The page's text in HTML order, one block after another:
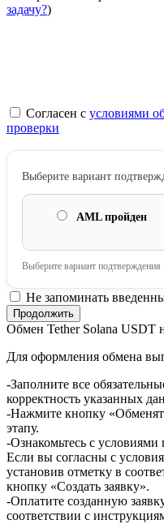
задачу?)
Согласен с условиями
проверки
Выберите вариант
AML пройден
Выберите вариант
Не запоминать
Обмен Tether Solana USDT
Для оформления обмена
-Заполните все
корректность указанных
-Нажмите кнопку
этапу.
-Ознакомьтесь с условиями
Если вы согласны с
установив отметку в
кнопку «Создать заявку».
-Оплатите созданную
соответствии с